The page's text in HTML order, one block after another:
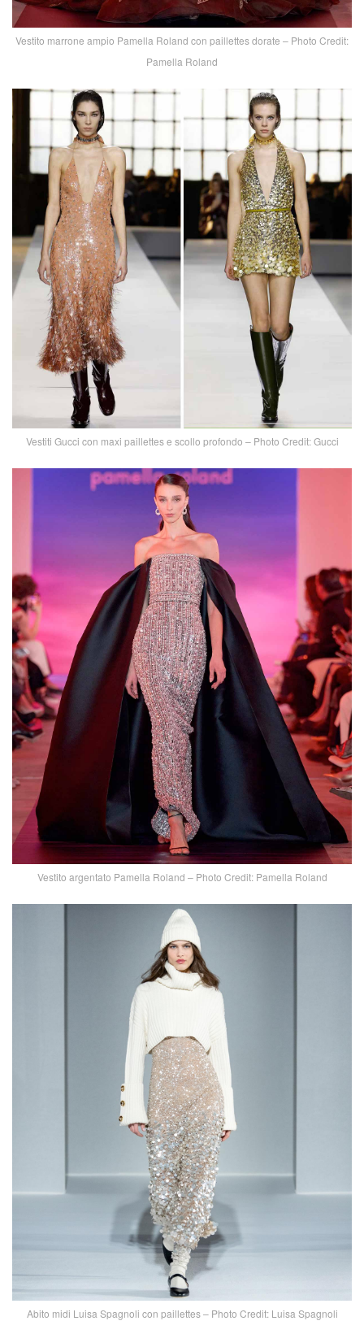
Vestito marrone ampio Pamella Roland con paillettes dorate – Photo Credit:
Pamella Roland
Vestiti Gucci con maxi paillettes e scollo profondo – Photo Credit: Gucci
Vestito argentato Pamella Roland – Photo Credit: Pamella Roland
Abito midi Luisa Spagnoli con paillettes – Photo Credit: Luisa Spagnoli